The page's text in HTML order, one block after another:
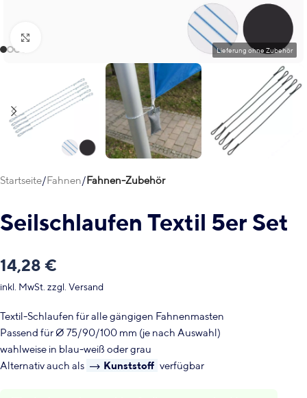
Startseite Fahnen Fahnen-Zubehör
Seilschlaufen Textil 5er Set
14,28 €
inkl. MwSt. zzgl. Versand
Textil-Schlaufen für alle gängigen Fahnenmasten
Passend für Ø 75/90/100 mm (je nach Auswahl)
wahlweise in blau-weiß oder grau
Alternativ auch als
Kunststoff verfügbar